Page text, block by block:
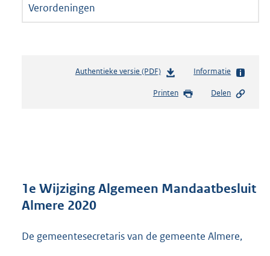
Verordeningen
Authentieke versie (PDF)b
s
r
t
Informatie
Printen Delen
1e Wijziging Algemeen Mandaatbesluit
Almere 2020
De gemeentesecretaris van de gemeente Almere,